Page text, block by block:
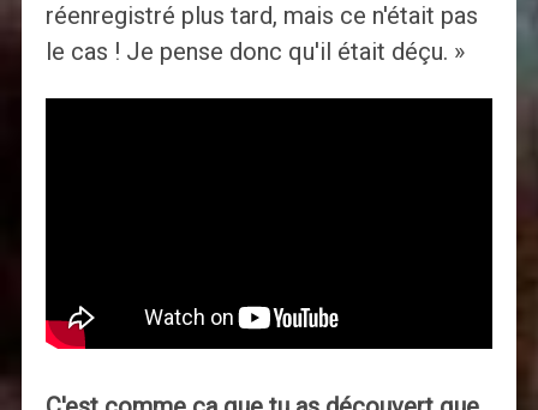
réenregistré plus tard, mais ce n'était pas
le cas ! Je pense donc qu'il était déçu. »